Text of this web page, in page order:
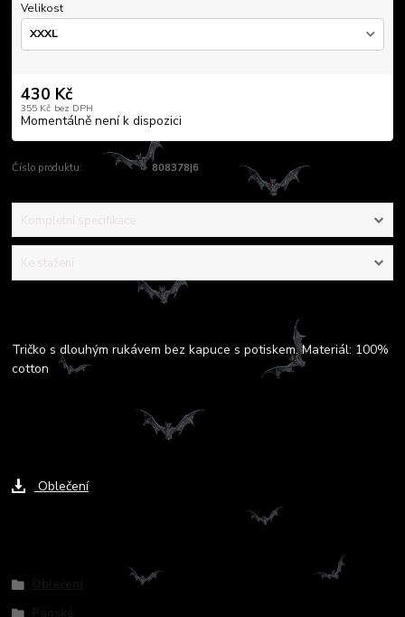
Velikost
430 Kč
355 Kč bez DPH
Momentálně není k dispozici
Číslo produktu: 808378|6
Kompletní specifikace
Ke stažení
Tričko s dlouhým rukávem bez kapuce s potiskem. Materiál: 100%
cotton
Oblečení